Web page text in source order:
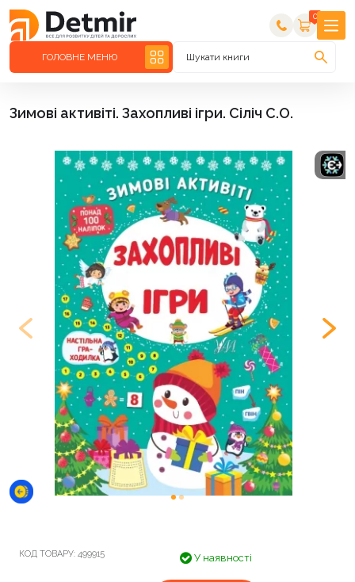
0
ГОЛОВНЕ МЕНЮ Шукати книги
Зимові активіті. Захопливі ігри. Сіліч С.О.
КОД ТОВАРУ: 499915 У наявності